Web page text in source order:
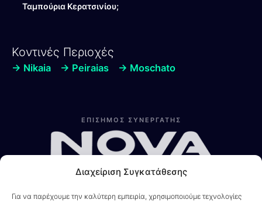
Διαχείριση Συγκατάθεσης
Για να παρέχουμε την καλύτερη εμπειρία, χρησιμοποιούμε τεχνολογίες
Ταμπούρια Κερατσινίου;
Κοντινές Περιοχές
→ Nikaia → Peiraias → Moschato
ΕΠΙΣΗΜΟΣ ΣΥΝΕΡΓΑΤΗΣ